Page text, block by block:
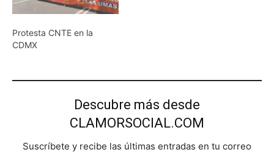
Protesta CNTE en la
CDMX
Descubre más desde
CLAMORSOCIAL.COM
Suscríbete y recibe las últimas entradas en tu correo